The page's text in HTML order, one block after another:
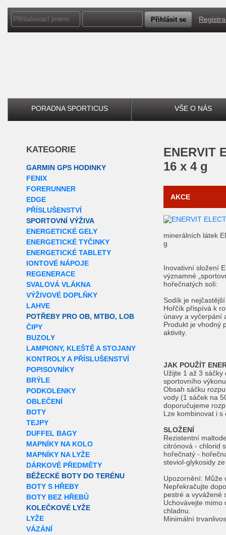
PORADNA SPORTICUS VŠE O NÁS
KATEGORIE
GARMIN GPS HODINKY
FENIX
FORERUNNER
EDGE
PŘÍSLUŠENSTVÍ
SPORTOVNÍ VÝŽIVA
ENERGETICKÉ GELY
ENERGETICKÉ TYČINKY
ENERGETICKÉ TABLETY
IONTOVÉ NÁPOJE
REGENERACE
SVALOVÁ VLÁKNA
VÝŽIVOVÉ DOPLŇKY
LAHVE
POTŘEBY PRO OB, MTBO, LOB
ČIPY
BUZOLY
LAMPIONY, KLEŠTĚ A STOJANY
KONTROLY A PŘÍSLUŠENSTVÍ
POPISOVNÍKY
BRÝLE
PODKOLENKY
OBLEČENÍ
BOTY
TEJPY
DUFFEL BAGY
MAPNÍKY NA KOLO
MAPNÍKY NA LYŽE
DÁRKOVÉ PŘEDMĚTY
BĚŽECKÉ BOTY DO TERÉNU
BOTY S HŘEBY
BOTY BEZ HŘEBŮ
KOLEČKOVÉ LYŽE
LYŽE
VÁZÁNÍ
ENERVIT ELECTROLYTES BOOST
16 x 4 g
AKCE
minerálních látek
g
Inovativní složení
významné
hořečnatých solí:
Sodík je
Hořčík přispívá k
únavy a vyčerpání
Produkt je vhodný
aktivity.
JAK POUŽÍT
Užijte 1 až 3
sportovního
Obsah sáčku
vody (1 sáček na
doporučujeme
Lze kombinovat i s
SLOŽENÍ
Rezistentní
citrónová - chlorid
hořečnatý -
steviol-glykosidy
Upozornění: Může
Nepřekračujte
pestré a vyvážené
Uchovávejte mimo
chladnu.
Minimální